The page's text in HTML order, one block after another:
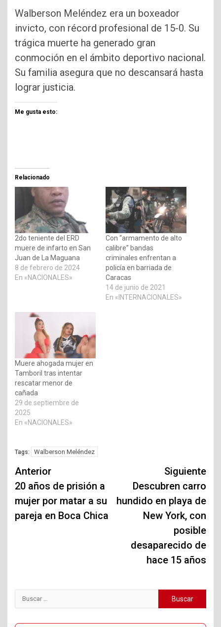
Walberson Meléndez era un boxeador
invicto, con récord profesional de 15-0. Su
trágica muerte ha generado gran
conmoción en el ámbito deportivo nacional.
Su familia asegura que no descansará hasta
lograr justicia.
Me gusta esto:
Relacionado
2do teniente del ERD
muere de infarto en San
Juan de La Maguana
8 de febrero de 2024
En «NACIONALES»
Con “armamento de alto
calibre” bandas
criminales enfrentan a
policía en barriada de
Caracas
14 de junio de 2021
En «INTERNACIONALES»
Muere ahogada mujer en
Tamboril tras intentar
rescatar menor de
cañada
29 de septiembre de
2025
En «NACIONALES»
Tags: Walberson Meléndez
Navegación
de
entradas
Anterior
20 años de prisión a
mujer por matar a su
pareja en Boca Chica
Siguiente
Descubren carro
hundido en playa de
New York, con
posible
desaparecido de
hace 15 años
Buscar: